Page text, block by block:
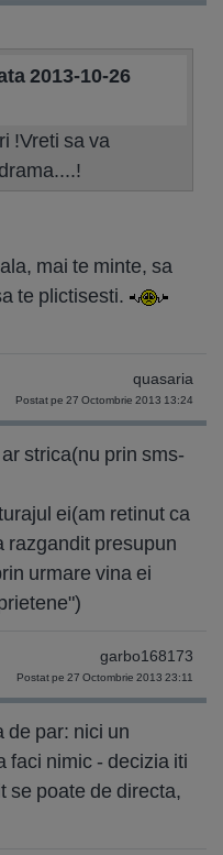
2013-10-26
!Vreti sa va
mai te minte, sa
te plictisesti.
quasaria
Postat pe 27 Octombrie 2013 13:24
strica(nu prin sms-
ei(am retinut ca
razgandit presupun
urmare vina ei
garbo168173
Postat pe 27 Octombrie 2013 23:11
de par: nici un
faci nimic - decizia iti
se poate de directa,